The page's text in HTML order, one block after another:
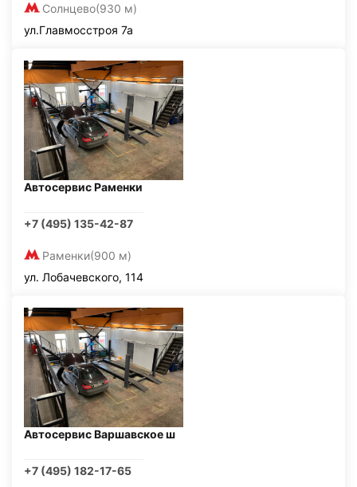
Солнцево(930 м)
ул.Главмосстроя 7а
Автосервис Раменки
+7 (495) 135-42-87
Раменки(900 м)
ул. Лобачевского, 114
Автосервис Варшавское ш
+7 (495) 182-17-65